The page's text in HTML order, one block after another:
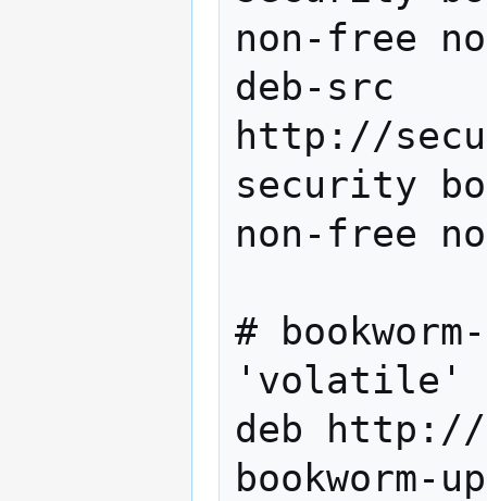
non-free
deb-src
http://
security
non-free
#
'volatile'
deb http://